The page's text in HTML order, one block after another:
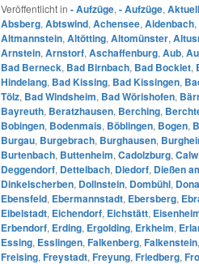
Veröffentlicht in - Aufzüge, - Aufzüge, Aktuell
Absberg, Abtswind, Achensee, Aidenbach,
Altmannstein, Altötting, Altomünster,
Arnstein, Arnstorf, Aschaffenburg, Aub,
Bad Berneck, Bad Birnbach, Bad Bocklet,
Hindelang, Bad Kissing, Bad Kissingen,
Tölz, Bad Windsheim, Bad Wörishofen,
Bayreuth, Beratzhausen, Berching,
Bobingen, Bodenmais, Böblingen, Bogen,
Burgau, Burgebrach, Burghausen,
Burtenbach, Buttenheim, Cadolzburg, Calw
Deggendorf, Dettelbach, Diedorf, Dießen
Dinkelscherben, Dollnstein, Dombühl,
Ebensfeld, Ebermannstadt, Ebersberg,
Eibelstadt, Eichendorf, Eichstätt,
Erbendorf, Erding, Ergolding, Erkheim,
Essing, Esslingen, Falkenberg, Falkenstein,
Freising, Freystadt, Freyung, Friedberg,